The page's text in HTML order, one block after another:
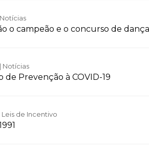
Notícias
o campeão e o concurso de dança
Notícias
de Prevenção à COVID-19
Leis de Incentivo